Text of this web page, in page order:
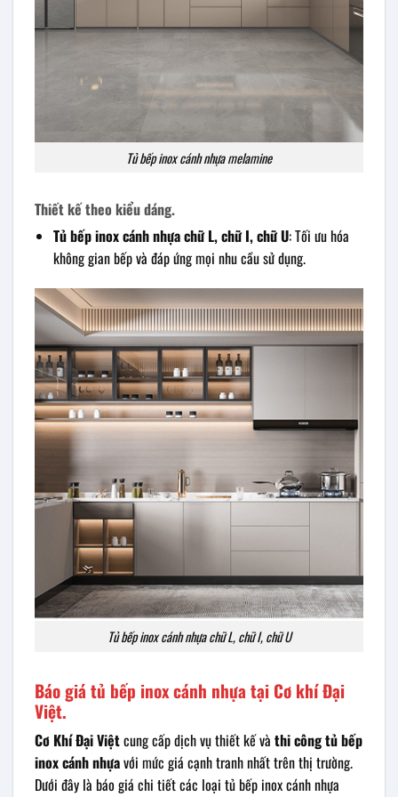
Tủ bếp inox cánh nhựa melamine
Thiết kế theo kiểu dáng.
Tủ bếp inox cánh nhựa chữ L, chữ I, chữ U: Tối ưu hóa
không gian bếp và đáp ứng mọi nhu cầu sử dụng.
Tủ bếp inox cánh nhựa chữ L, chữ I, chữ U
Báo giá tủ bếp inox cánh nhựa tại Cơ khí Đại
Việt.
Cơ Khí Đại Việtcung cấp dịch vụ thiết kế và thi công tủ bếp
inox cánh nhựavới mức giá cạnh tranh nhất trên thị trường.
Dưới đây là báo giá chi tiết các loại tủ bếp inox cánh nhựa